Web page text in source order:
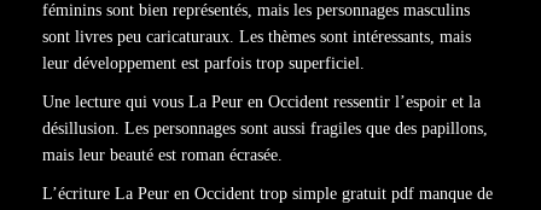
féminins sont bien représentés, mais les personnages masculins
sont livres peu caricaturaux. Les thèmes sont intéressants, mais
leur développement est parfois trop superficiel.
Une lecture qui vous La Peur en Occident ressentir l’espoir et la
désillusion. Les personnages sont aussi fragiles que des papillons,
mais leur beauté est roman écrasée.
L’écriture La Peur en Occident trop simple gratuit pdf manque de